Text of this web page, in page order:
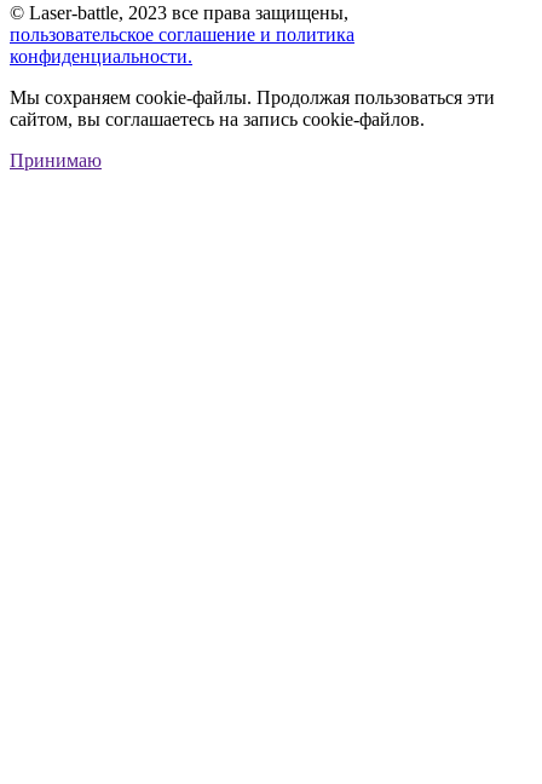
© Laser-battle, 2023 все права защищены,
пользовательское соглашение и политика
конфиденциальности.
Мы сохраняем cookie-файлы. Продолжая пользоваться эти
сайтом, вы соглашаетесь на запись cookie-файлов.
Принимаю